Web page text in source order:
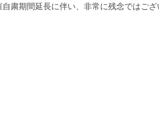
粛期間延長に伴い、非常に残念ではござ